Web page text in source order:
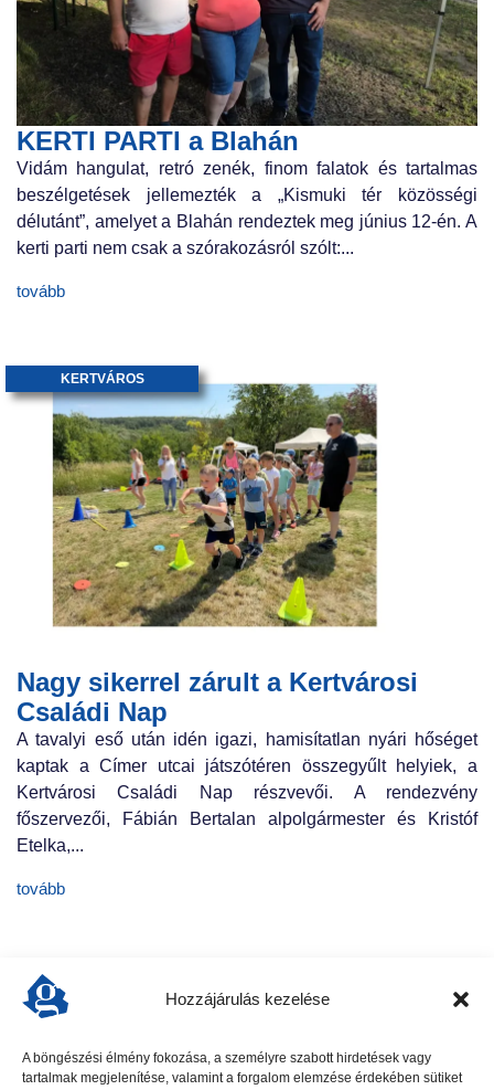
Hozzájárulás kezelése
A böngészési élmény fokozása, a személyre szabott hirdetések vagy
tartalmak megjelenítése, valamint a forgalom elemzése érdekében sütiket
KERTI PARTI a Blahán
Vidám hangulat, retró zenék, finom falatok és tartalmas
beszélgetések jellemezték a „Kismuki tér közösségi
délutánt”, amelyet a Blahán rendeztek meg június 12-én. A
kerti parti nem csak a szórakozásról szólt:...
tovább
Nagy sikerrel zárult a Kertvárosi
Családi Nap
KERTVÁROS
A tavalyi eső után idén igazi, hamisítatlan nyári hőséget
kaptak a Címer utcai játszótéren összegyűlt helyiek, a
Kertvárosi Családi Nap részvevői. A rendezvény
főszervezői, Fábián Bertalan alpolgármester és Kristóf
Etelka,...
tovább